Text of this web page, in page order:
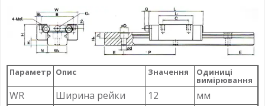
Параметр Опис Значення Одиниці
вимірювання
WR Ширина рейки 12
мм